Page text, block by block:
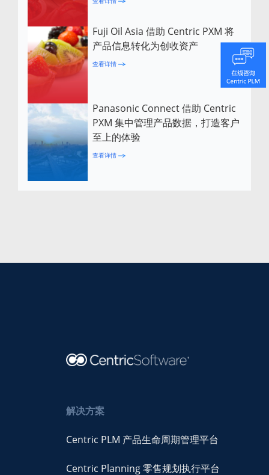
Fuji Oil Asia 借助 Centric PXM 将
产品信息转化为创收资产
查看详情
Panasonic Connect 借助 Centric
PXM 集中管理产品数据，打造客户
至上的体验
查看详情
解决方案
Centric PLM 产品生命周期管理平台
Centric Planning 零售规划执行平台